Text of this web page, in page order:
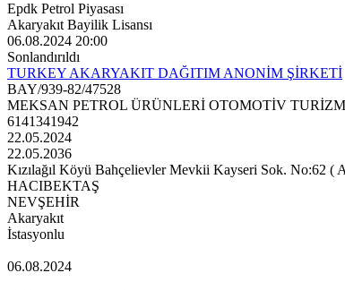
Epdk Petrol Piyasası
Akaryakıt Bayilik Lisansı
06.08.2024 20:00
Sonlandırıldı
TURKEY AKARYAKIT DAĞITIM ANONİM ŞİRKETİ
BAY/939-82/47528
MEKSAN PETROL ÜRÜNLERİ OTOMOTİV
6141341942
22.05.2024
22.05.2036
Kızılağıl Köyü Bahçelievler Mevkii Kayseri Sok. No:62 (
HACIBEKTAŞ
NEVŞEHİR
Akaryakıt
İstasyonlu
06.08.2024